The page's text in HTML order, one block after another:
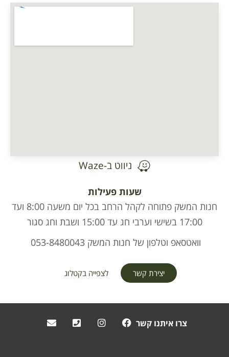
ניווט ב-Waze
שעות פעילות
חנות המשק פתוחה לקהל הרחב בכל יום משעה 8:00 ועד
17:00 בשישי וערבי חג עד 15:00 ושבת וחג סגור
וואטסאפ וטלפון של חנות המשק 053-8480043
יצירת קשר לצפייה בקטלוג
צרו איתנו קשר